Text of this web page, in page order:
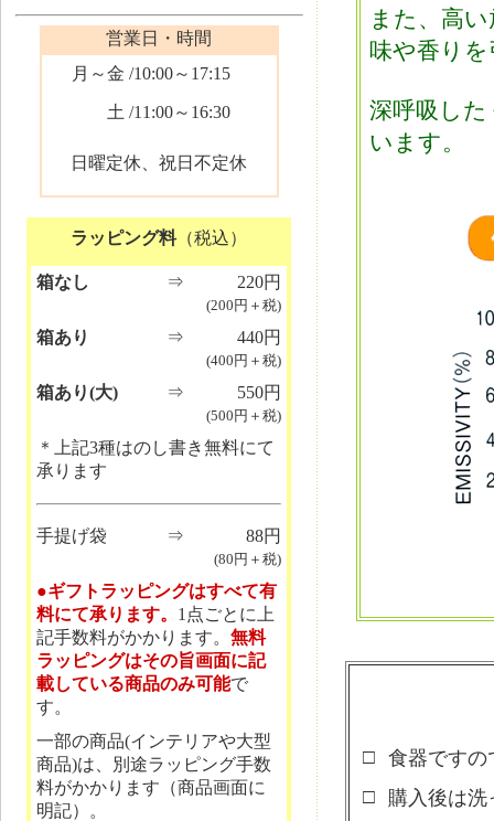
営業日・時間
月～金 /10:00～17:15
土 /11:00～16:30
日曜定休、祝日不定休
ラッピング料（税込）
箱なし ⇒ 220円
(200円＋税)
箱あり ⇒ 440円
(400円＋税)
箱あり(大) ⇒ 550円
(500円＋税)
＊上記3種はのし書き無料にて
承ります
手提げ袋 ⇒ 88円
(80円＋税)
●ギフトラッピングはすべて有
料にて承ります。 1点ごとに上
記手数料がかかります。 無料
ラッピングはその旨画面に記
載している商品のみ可能で
す。
一部の商品(インテリアや大型
商品)は、別途ラッピング手数
料がかかります（商品画面に
明記）。
また、高
味や香り
深呼吸し
います。
□ 食器ですの
□
購入後は洗